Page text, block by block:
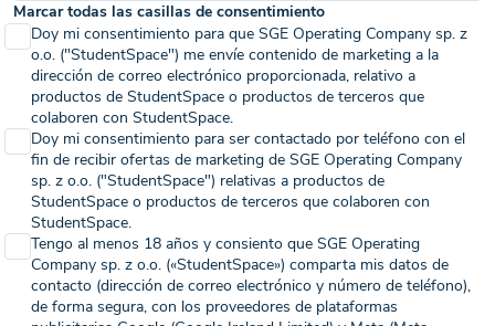
Marcar todas las casillas de consentimiento
Doy mi consentimiento para que SGE Operating Company sp. z
o.o. ("StudentSpace") me envíe contenido de marketing a la
dirección de correo electrónico proporcionada, relativo a
productos de StudentSpace o productos de terceros que
colaboren con StudentSpace.
Doy mi consentimiento para ser contactado por teléfono con el
fin de recibir ofertas de marketing de SGE Operating Company
sp. z o.o. ("StudentSpace") relativas a productos de
StudentSpace o productos de terceros que colaboren con
StudentSpace.
Tengo al menos 18 años y consiento que SGE Operating
Company sp. z o.o. («StudentSpace») comparta mis datos de
contacto (dirección de correo electrónico y número de teléfono),
de forma segura, con los proveedores de plataformas